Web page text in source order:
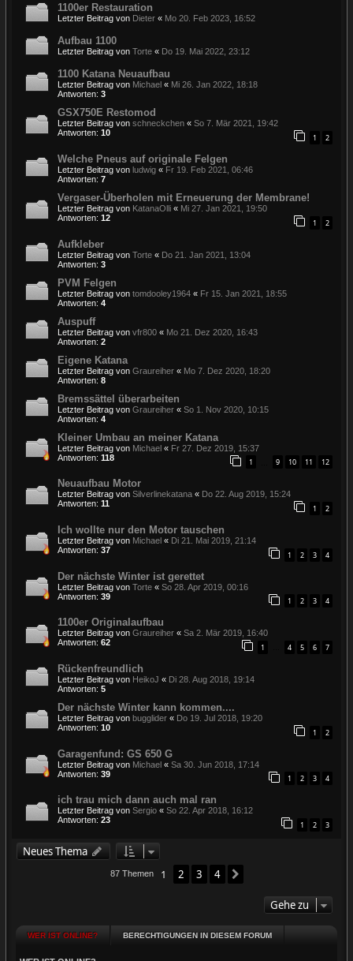
1100er Restauration
Letzter Beitrag von Dieter « Mo 20. Feb 2023, 16:52
Aufbau 1100
Letzter Beitrag von Torte « Do 19. Mai 2022, 23:12
1100 Katana Neuaufbau
Letzter Beitrag von Michael « Mi 26. Jan 2022, 18:18
Antworten: 3
GSX750E Restomod
Letzter Beitrag von schneckchen « So 7. Mär 2021, 19:42
Antworten: 10 1 2
Welche Pneus auf originale Felgen
Letzter Beitrag von ludwig « Fr 19. Feb 2021, 06:46
Antworten: 7
Vergaser-Überholen mit Erneuerung der Membrane!
Letzter Beitrag von KatanaOlli « Mi 27. Jan 2021, 19:50
Antworten: 12 1 2
Aufkleber
Letzter Beitrag von Torte « Do 21. Jan 2021, 13:04
Antworten: 3
PVM Felgen
Letzter Beitrag von tomdooley1964 « Fr 15. Jan 2021, 18:55
Antworten: 4
Auspuff
Letzter Beitrag von vfr800 « Mo 21. Dez 2020, 16:43
Antworten: 2
Eigene Katana
Letzter Beitrag von Graureiher « Mo 7. Dez 2020, 18:20
Antworten: 8
Bremssättel überarbeiten
Letzter Beitrag von Graureiher « So 1. Nov 2020, 10:15
Antworten: 4
Kleiner Umbau an meiner Katana
Letzter Beitrag von Michael « Fr 27. Dez 2019, 15:37
Antworten: 118 1 9 10 11 12
Neuaufbau Motor
Letzter Beitrag von Silverlinekatana « Do 22. Aug 2019, 15:24
Antworten: 11 1 2
Ich wollte nur den Motor tauschen
Letzter Beitrag von Michael « Di 21. Mai 2019, 21:14
Antworten: 37 1 2 3 4
Der nächste Winter ist gerettet
Letzter Beitrag von Torte « So 28. Apr 2019, 00:16
Antworten: 39 1 2 3 4
1100er Originalaufbau
Letzter Beitrag von Graureiher « Sa 2. Mär 2019, 16:40
Antworten: 62 1 4 5 6 7
Rückenfreundlich
Letzter Beitrag von HeikoJ « Di 28. Aug 2018, 19:14
Antworten: 5
Der nächste Winter kann kommen....
Letzter Beitrag von bugglider « Do 19. Jul 2018, 19:20
Antworten: 10 1 2
Garagenfund: GS 650 G
Letzter Beitrag von Michael « Sa 30. Jun 2018, 17:14
Antworten: 39 1 2 3 4
ich trau mich dann auch mal ran
Letzter Beitrag von Sergio « So 22. Apr 2018, 16:12
Antworten: 23 1 2 3
Neues Thema
87 Themen 1 2 3 4
Gehe zu
WER IST ONLINE? BERECHTIGUNGEN IN DIESEM FORUM